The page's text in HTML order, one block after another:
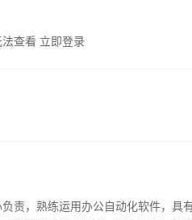
查看 立即登录
责，熟练运用办公自动化软件，具